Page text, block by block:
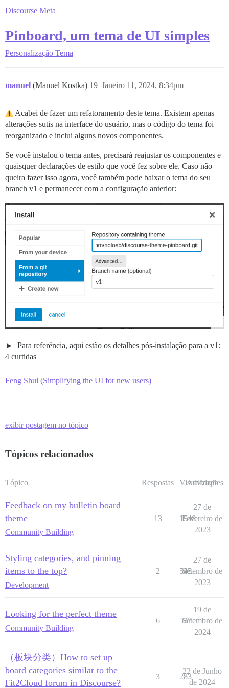
Discourse Meta
Pinboard, um tema de UI simples
Personalização Tema
manuel (Manuel Kostka) Janeiro 11, 2024, 8:34pm
19
Acabei de fazer um refatoramento deste tema. Existem apenas
alterações sutis na interface do usuário, mas o código do tema foi
reorganizado e inclui alguns novos componentes.
Se você instalou o tema antes, precisará reajustar os componentes e
quaisquer declarações de estilo que você fez sobre ele. Caso não
queira fazer isso agora, você também pode baixar o tema do seu
branch v1 e permanecer com a configuração anterior:
Para referência, aqui estão os detalhes pós-instalação para a v1:
4 curtidas
Feng Shui (Simplifying the UI for new users)
exibir postagem no tópico
Tópicos relacionados
Tópico Respostas Visualizações
Atividade
Feedback on my bulletin board
theme
Community Building
13 1548
27 de
Fevereiro de
2023
Styling categories, and pinning
items to the top?
Development
2 545
27 de
Setembro de
2023
Looking for the perfect theme
Community Building
6 537
19 de
Setembro de
2024
（板块分类）How to set up
board categories similar to the
Fit2Cloud forum in Discourse?
3 283
22 de Junho
de 2024